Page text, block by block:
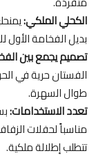
الكحلي الملكي:
بديل الفخامة الأول
تصميم يجمع بين
الفستان حرية في
طوال السهرة.
تعدد الاستخدامات:
مناسباً لحفلات
تتطلب إطلالة ملكية.